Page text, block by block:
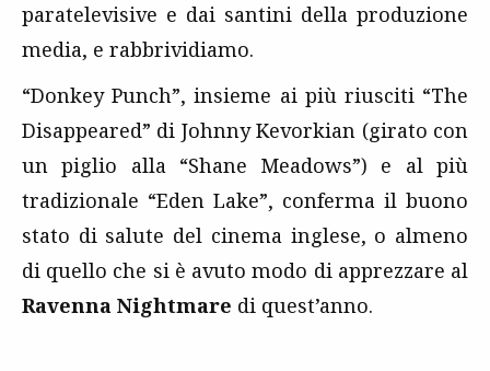
paratelevisive e dai santini della produzione
media, e rabbrividiamo.
“Donkey Punch”, insieme ai più riusciti “The
Disappeared” di Johnny Kevorkian (girato con
un piglio alla “Shane Meadows”) e al più
tradizionale “Eden Lake”, conferma il buono
stato di salute del cinema inglese, o almeno
di quello che si è avuto modo di apprezzare al
Ravenna Nightmare di quest’anno.